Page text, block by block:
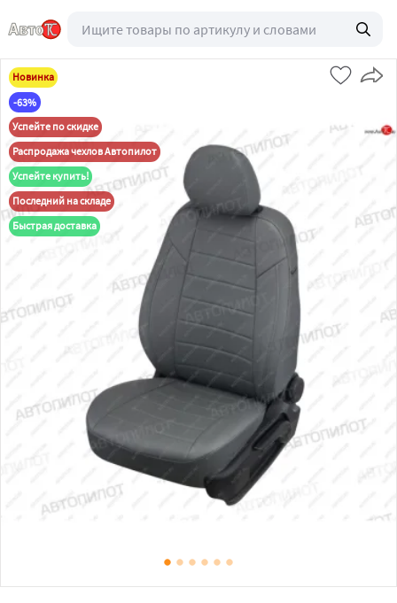
Новинка
-63%
Успейте по скидке
Распродажа чехлов Автопилот
Успейте купить!
Последний на складе
Быстрая доставка